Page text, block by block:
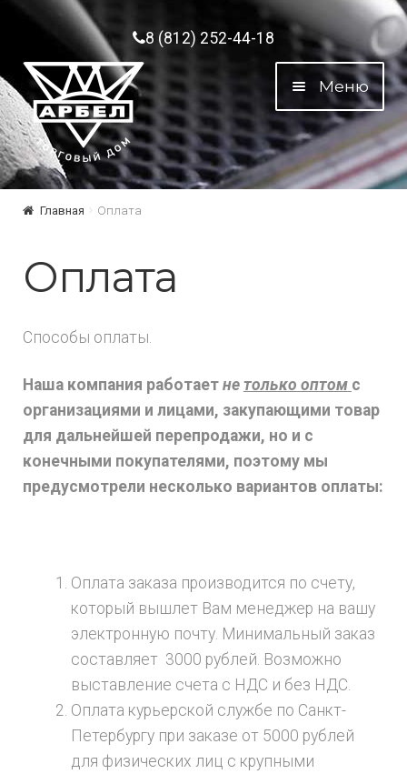
Перейти к навигации
Перейти к содержимому8 (812) 252-44-18
Меню
Главная Оплата
Оплата
Способы оплаты.
Наша компания работает не только оптом с
организациями и лицами, закупающими товар
для дальнейшей перепродажи, но и с
конечными покупателями, поэтому мы
предусмотрели несколько вариантов оплаты:
Оплата заказа производится по счету,
который вышлет Вам менеджер на вашу
электронную почту. Минимальный заказ
составляет 3000 рублей. Возможно
выставление счета с НДС и без НДС.
Оплата курьерской службе по Санкт-
Петербургу при заказе от 5000 рублей
для физических лиц с крупными